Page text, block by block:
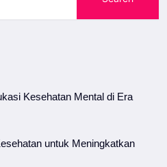
Kesehatan Mental di Era
untuk Meningkatkan